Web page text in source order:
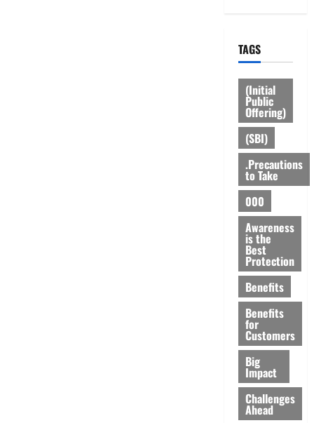
TAGS
(Initial
Public
Offering)
(SBI)
.Precautions
to Take
000
Awareness
is the
Best
Protection
Benefits
Benefits
for
Customers
Big
Impact
Challenges
Ahead